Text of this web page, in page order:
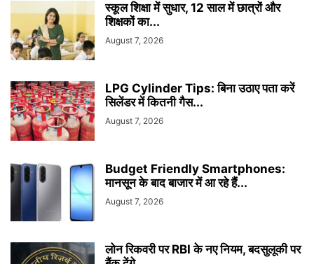
स्कूल शिक्षा में सुधार, 12 साल में छात्रों और
शिक्षकों का...
August 7, 2026
LPG Cylinder Tips: बिना उठाए पता करें
सिलेंडर में कितनी गैस...
August 7, 2026
Budget Friendly Smartphones:
मानसून के बाद बाजार में आ रहे हैं...
August 7, 2026
लोन रिकवरी पर RBI के नए नियम, बदसुलूकी पर